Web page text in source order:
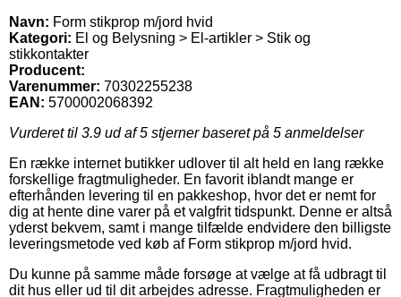
Navn: Form stikprop m/jord hvid
Kategori: El og Belysning > El-artikler > Stik og
stikkontakter
Producent:
Varenummer: 70302255238
EAN: 5700002068392
Vurderet til 3.9 ud af 5 stjerner baseret på 5 anmeldelser
En række internet butikker udlover til alt held en lang række
forskellige fragtmuligheder. En favorit iblandt mange er
efterhånden levering til en pakkeshop, hvor det er nemt for
dig at hente dine varer på et valgfrit tidspunkt. Denne er altså
yderst bekvem, samt i mange tilfælde endvidere den billigste
leveringsmetode ved køb af Form stikprop m/jord hvid.
Du kunne på samme måde forsøge at vælge at få udbragt til
dit hus eller ud til dit arbejdes adresse. Fragtmuligheden er